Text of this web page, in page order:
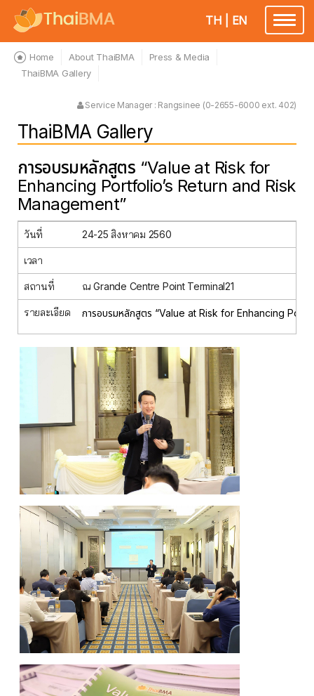
Toggle
TH EN
Home About ThaiBMA
Press & Media
ThaiBMA Gallery
Service Manager : Rangsinee (0-2655-6000 ext. 402)
ThaiBMA Gallery
การอบรมหลักสูตร “Value at Risk for
Enhancing Portfolio’s Return and Risk
Management”
วันที่ 24-25 สิงหาคม 2560
เวลา
สถานที่ ณ Grande Centre Point Terminal21
รายละเอียด การอบรมหลักสูตร “Value at Risk for Enhancing